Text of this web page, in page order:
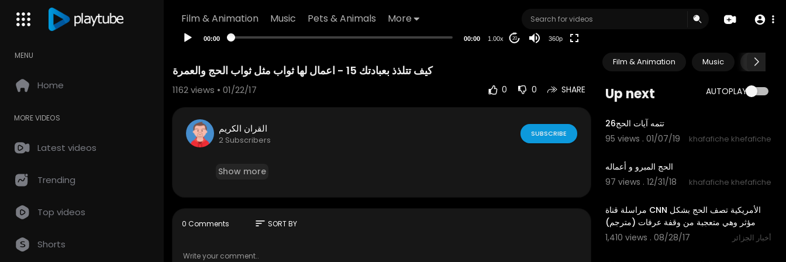
Film & Animation Music Pets & Animals More
MENU
Home
MORE VIDEOS
Latest videos
Trending
Top videos
Shorts
00:00 00:00 1.00x 20 360p
Film & Animation Music Pets &
Up next AUTOPLAY
26تتمه آيات الحج
95 views . 01/07/19
khafafiche khefafiche
الحج المبرو و أعماله
97 views . 12/31/18
khafafiche khefafiche
مراسلة قناة CNN الأمريكية تصف الحج بشكل
مؤثر وهي متعجبة من وقفة عرفات (مترجم)
1,410 views . 08/28/17
أخبار الجزائر
1162views • 01/22/17 0 0 SHARE
القران الكريم
2 Subscribers
SUBSCRIBE
Show more
0 Comments sort SORT BY